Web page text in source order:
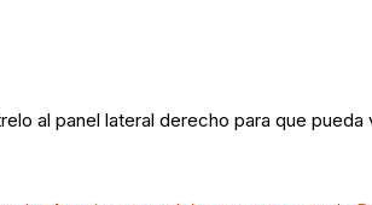
al panel lateral derecho para que